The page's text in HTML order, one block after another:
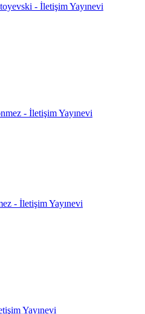
- İletişim Yayınevi
- İletişim Yayınevi